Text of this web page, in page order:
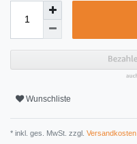
Wunschliste
* inkl. ges. MwSt. zzgl. Versandkosten